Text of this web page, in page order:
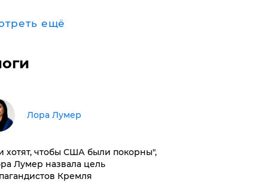
ещё
​Лора Лумер
хотят, чтобы США были покорны",
Лумер назвала цель
Кремля